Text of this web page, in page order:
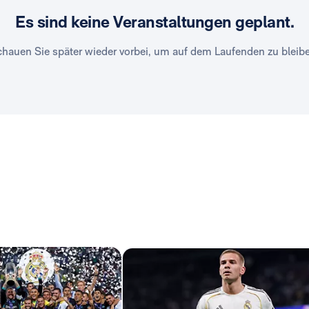
Es sind keine Veranstaltungen geplant.
Sie später wieder vorbei, um auf dem Laufenden zu